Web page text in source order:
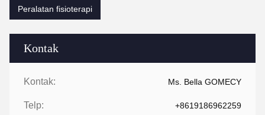
Kontak
Kontak: Ms. Bella GOMECY
Telp: +8619186962259
Peralatan fisioterapi